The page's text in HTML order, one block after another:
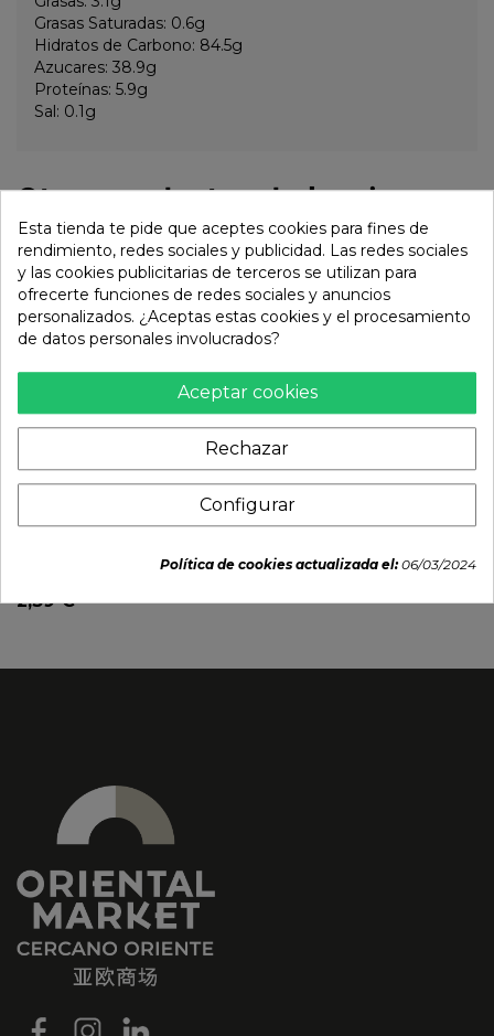
Grasas Saturadas: 0.6g
Hidratos de Carbono: 84.5g
Azucares: 38.9g
Proteínas: 5.9g
Sal: 0.1g
Otros productos de la misma
categoría:
Wafer de chocolate y
pokemon (LOTTE) 23g
2,39 €
Galleta melon (QIO FU)
Esta tienda te pide que aceptes cookies para fines de
rendimiento, redes sociales y publicidad. Las redes sociales
y las cookies publicitarias de terceros se utilizan para
ofrecerte funciones de redes sociales y anuncios
personalizados. ¿Aceptas estas cookies y el procesamiento
de datos personales involucrados?
Aceptar cookies
Rechazar
Configurar
Política de cookies actualizada el:06/03/2024